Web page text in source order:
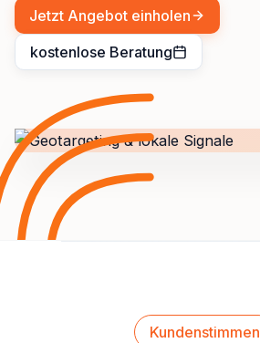
Jetzt Angebot einholen
kostenlose Beratung
Kundenstimmen